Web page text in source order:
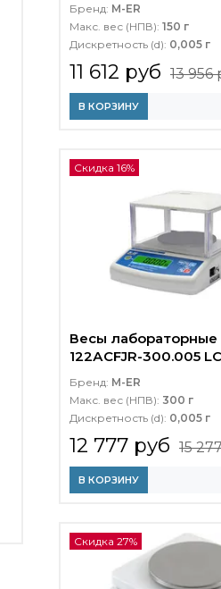
Бренд: M-ER
Макс. вес (НПВ): 150 г
Дискретность (d): 0,005 г
11 612 руб 13 956
В КОРЗИНУ
Скидка 16%
Весы лабораторные
122АCFJR-300.005
Бренд: M-ER
Макс. вес (НПВ): 300 г
Дискретность (d): 0,005 г
12 777 руб 15
В КОРЗИНУ
Скидка 27%